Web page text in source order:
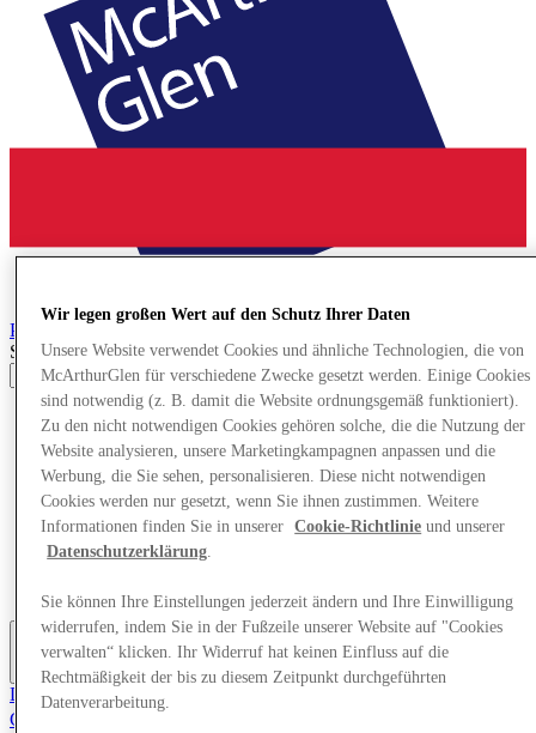
Paris-Giverny Designer Outlet
Search input
Geschäfte
Veranstaltungen
Planen Sie Ihren Besuch
Restaurants
Dienstleistungen
Tourismus
Mehr
Der Club
Gerettet
Wir legen großen Wert auf den Schutz Ihrer Daten
Unsere Website verwendet Cookies und ähnliche Technologien, die von
McArthurGlen für verschiedene Zwecke gesetzt werden. Einige Cookies
sind notwendig (z. B. damit die Website ordnungsgemäß funktioniert).
Zu den nicht notwendigen Cookies gehören solche, die die Nutzung der
Website analysieren, unsere Marketingkampagnen anpassen und die
Werbung, die Sie sehen, personalisieren. Diese nicht notwendigen
Cookies werden nur gesetzt, wenn Sie ihnen zustimmen. Weitere
Informationen finden Sie in unserer
Cookie-Richtlinie und unserer
Datenschutzerklärung
Sie können Ihre Einstellungen jederzeit ändern und Ihre Einwilligung
widerrufen, indem Sie in der Fußzeile unserer Website auf "Cookies
verwalten“ klicken. Ihr Widerruf hat keinen Einfluss auf die
Rechtmäßigkeit der bis zu diesem Zeitpunkt durchgeführten
Datenverarbeitung.